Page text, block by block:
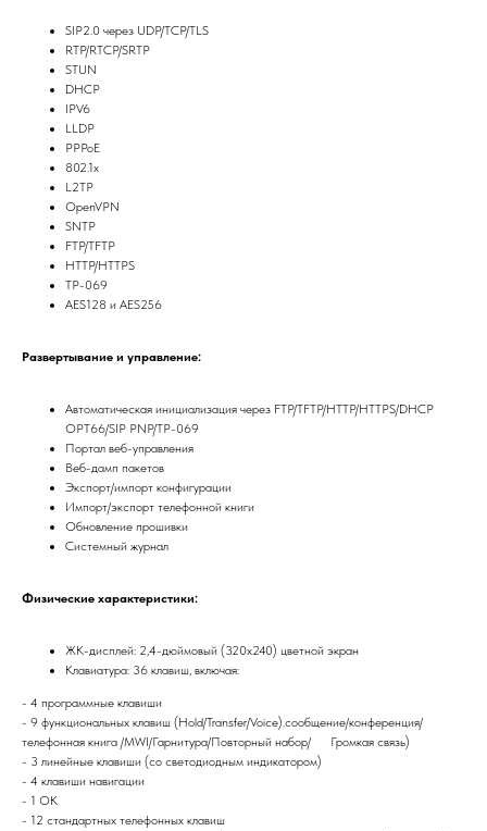
SIP2.0 через UDP/TCP/TLS
RTP/RTCP/SRTP
STUN
DHCP
IPV6
LLDP
PPPoE
802.1x
L2TP
OpenVPN
SNTP
FTP/TFTP
HTTP/HTTPS
ТР-069
AES128 и AES256
Развертывание и управление:
Автоматическая инициализация через FTP/TFTP/HTTP/HTTPS/DHCP
OPT66/SIP PNP/ТР-069
Портал веб-управления
Веб-дамп пакетов
Экспорт/импорт конфигурации
Импорт/экспорт телефонной книги
Обновление прошивки
Системный журнал
Физические характеристики:
ЖК-дисплей: 2,4-дюймовый (320x240) цветной экран
Клавиатура: 36 клавиш, включая:
- 4 программные клавиши
- 9 функциональных клавиш (Hold/Transfer/Voice).сообщение/конференция/
телефонная книга /MWI/Гарнитура/Повторный набор/ Громкая связь)
- 3 линейные клавиши (со светодиодным индикатором)
- 4 клавиши навигации
- 1 ОК
- 12 стандартных телефонных клавиш